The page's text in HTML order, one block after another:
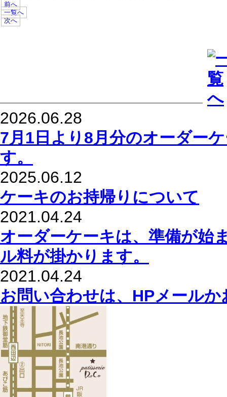
前へ
一覧へ
次へ
2026.06.28
7月1日より8月分のオーダー
す。
2025.06.12
ケーキのお持帰りについて
2021.04.24
オーダーケーキは、準備が始
ル料が掛かります。
2021.04.24
お問い合わせは、HPメール